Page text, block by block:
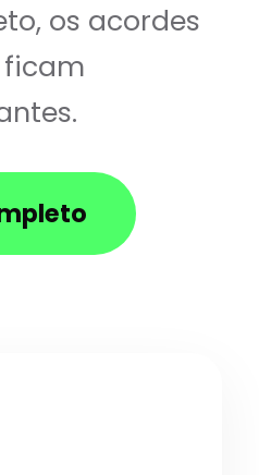
os acordes